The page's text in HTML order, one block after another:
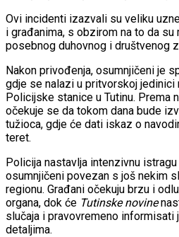
Ovi incidenti izazvali su veliku
i građanima, s obzirom na to da
posebnog duhovnog i društvenog
Nakon privođenja, osumnjičeni je
gdje se nalazi u pritvorskoj jedinici
Policijske stanice u Tutinu. Prema
očekuje se da tokom dana bude
tužioca, gdje će dati iskaz o
teret.
Policija nastavlja intenzivnu
osumnjičeni povezan s još nekim
regionu. Građani očekuju brzu i
organa, dok će Tutinske novine
slučaja i pravovremeno informisati
detaljima.